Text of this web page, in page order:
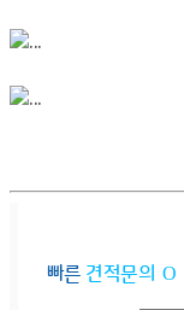
빠른 견적문의